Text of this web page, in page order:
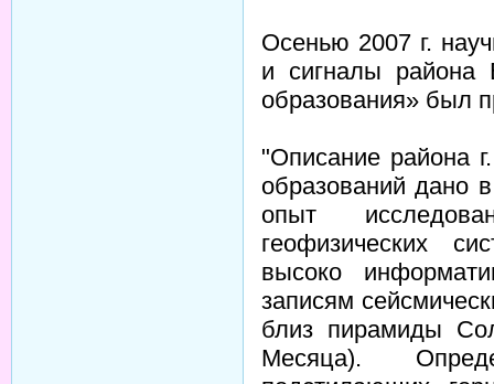
Осенью 2007 г.
и сигналы района
образования» был
"Описание района
образований дано
опыт
геофизических
высоко
записям
близ пирамиды
Месяца).